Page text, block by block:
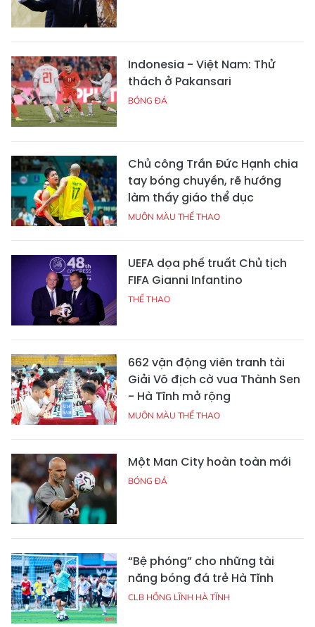
Indonesia - Việt Nam: Thử
thách ở Pakansari
BÓNG ĐÁ
Chủ công Trần Đức Hạnh chia
tay bóng chuyền, rẽ hướng
làm thầy giáo thể dục
MUÔN MÀU THỂ THAO
UEFA dọa phế truất Chủ tịch
FIFA Gianni Infantino
THỂ THAO
662 vận động viên tranh tài
Giải Vô địch cờ vua Thành Sen
- Hà Tĩnh mở rộng
MUÔN MÀU THỂ THAO
Một Man City hoàn toàn mới
BÓNG ĐÁ
“Bệ phóng” cho những tài
năng bóng đá trẻ Hà Tĩnh
CLB HỒNG LĨNH HÀ TĨNH